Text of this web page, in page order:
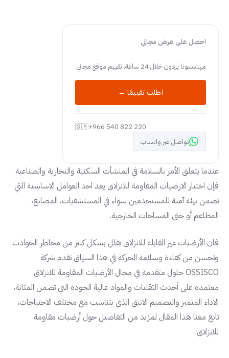
عندما يتعلق الأمر بالسلامة في المنشأت السكنية والتجارية والصناعية
فإن اختيار الارضيات المقاومة للانزلاق يعد احد العوامل الاساسية التي
تضمن بيئة آمنة للمستخدمين سواء في المستشفيات، المصانع،
المطاعم أو حتى المساحات الخارجية.
فان الأرضيات غير القابلة للانزلاق تقلل بشكل كبير من مخاطر الحوادث
وتحسن من كفاءة وسلامة الحركة في هذا السياق تقدم شركة
OSSISCO حلول متقدمة في مجال الأرضيات المقاومة للانزلاق
معتمدة على أحدث التقنيات والمواد عالية الجودة التي تضمن المتانة،
الاداء المتميز والتصميم الانيق الذي يتناسب مع مختلف الاحتياجات،
تابع معنا هذا المقال لمزيد من التفاصيل حول أرضيات مقاومة
للانزلاق.
احصل على عرض مجاني
مهندسونا يردون خلال 24 ساعة. تقييم موقع مجاني.
اطلب تقييمًا ←
🇸🇦+966 540 822 220
تواصل عبر واتساب